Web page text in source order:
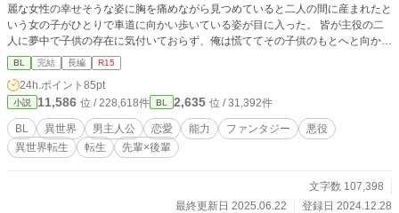
麗な女性の幸せそうな姿に胸を痛めながら見つめていると二人の間に産まれたと
いう女の子がひとりで車道に向かい歩いている姿が目に入った。 皆が主役の二
人に夢中で子供の存在に気付いておらず、俺は慌ててその子供のもとへと向かっ
た。 あと少しで追い付くというタイミングで大型の車がこちらに向かってくる
のが見え、慌ててその子供の手を掴み、彼らのいる方へと突き飛ばした。 次の
瞬間、俺は驚く先輩の目と合ったような気がするが、俺の意識はそこで途絶えて
しまった。 次に目が覚めたのは見知らぬ世界で、聞いたことのない言葉が行き
交っていた。 それから暫く様子を見ていたが、どうやら俺は異世界に転生した
らしく………？
BL 完結 長編 R15
24h.ポイント 85pt
小説 11,586 位 / 228,618件 BL 2,635 位 / 31,392件
BL 異世界 男主人公 恋愛 能力 ファンタジー
悪役
異世界転生
転生 先輩×後輩
文字数 107,398
最終更新日 2025.06.22
登録日 2024.12.28